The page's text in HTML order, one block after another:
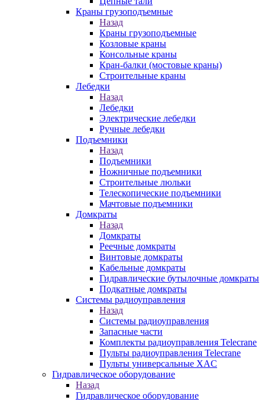
Краны грузоподъемные
Назад
Краны грузоподъемные
Козловые краны
Консольные краны
Кран-балки (мостовые краны)
Строительные краны
Лебедки
Назад
Лебедки
Электрические лебедки
Ручные лебедки
Подъемники
Назад
Подъемники
Ножничные подъемники
Строительные люльки
Телескопические подъемники
Мачтовые подъемники
Домкраты
Назад
Домкраты
Реечные домкраты
Винтовые домкраты
Кабельные домкраты
Гидравлические бутылочные домкраты
Подкатные домкраты
Системы радиоуправления
Назад
Системы радиоуправления
Запасные части
Комплекты радиоуправления Telecrane
Пульты радиоуправления Telecrane
Пульты универсальные XAC
Гидравлическое оборудование
Назад
Гидравлическое оборудование